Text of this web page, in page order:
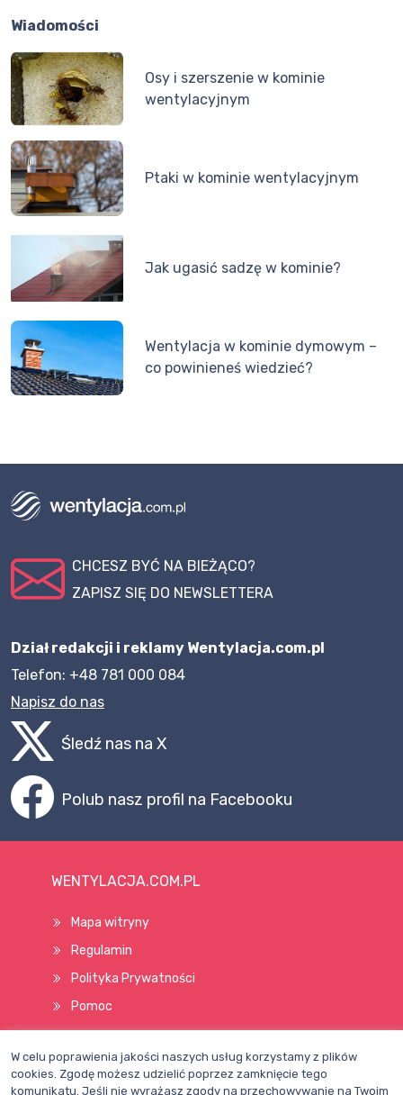
Wiadomości
Osy i szerszenie w kominie
wentylacyjnym
Ptaki w kominie wentylacyjnym
Jak ugasić sadzę w kominie?
Wentylacja w kominie dymowym –
co powinieneś wiedzieć?
CHCESZ BYĆ NA BIEŻĄCO?
ZAPISZ SIĘ DO NEWSLETTERA
Dział redakcji i reklamy Wentylacja.com.pl
Telefon: +48 781 000 084
Napisz do nas
Śledź nas na X
Polub nasz profil na Facebooku
WENTYLACJA.COM.PL
Mapa witryny
Regulamin
Polityka Prywatności
Pomoc
Wszelkie prawa zastrzeżone © 1998–2026
W celu poprawienia jakości naszych usług korzystamy z plików
cookies. Zgodę możesz udzielić poprzez zamknięcie tego
komunikatu. Jeśli nie wyrażasz zgody na przechowywanie na Twoim